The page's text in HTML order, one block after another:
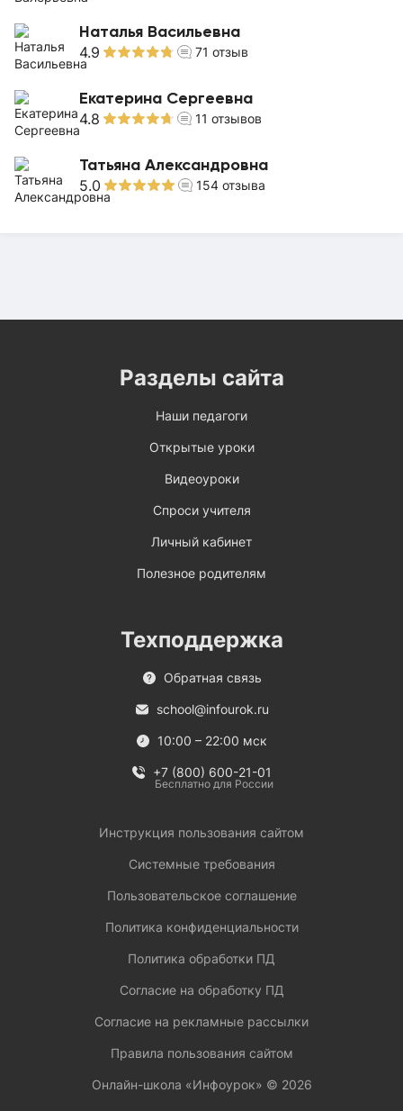
Наталья Васильевна
4.9 71 отзыв
Екатерина Сергеевна
4.8 11 отзывов
Татьяна Александровна
5.0 154 отзыва
Разделы сайта
Наши педагоги
Открытые уроки
Видеоуроки
Спроси учителя
Личный кабинет
Полезное родителям
Техподдержка
Обратная связь
school@infourok.ru
10:00 – 22:00 мск
+7 (800) 600-21-01
Бесплатно для России
Инструкция пользования сайтом
Системные требования
Пользовательское соглашение
Политика конфиденциальности
Политика обработки ПД
Согласие на обработку ПД
Согласие на рекламные рассылки
Правила пользования сайтом
Онлайн-школа «Инфоурок» © 2026